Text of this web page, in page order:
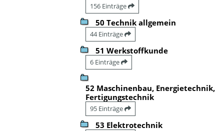
156 Einträge
50 Technik allgemein
44 Einträge
51 Werkstoffkunde
6 Einträge
52 Maschinenbau, Energietechnik,
Fertigungstechnik
95 Einträge
53 Elektrotechnik